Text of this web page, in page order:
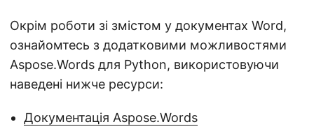
Окрім роботи зі змістом у документах Word,
ознайомтесь з додатковими можливостями
Aspose.Words для Python, використовуючи
наведені нижче ресурси:
Документація Aspose.Words